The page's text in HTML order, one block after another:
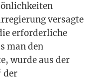
ver­sag­te
erfor­der­li­che
man den
wur­de aus der
der